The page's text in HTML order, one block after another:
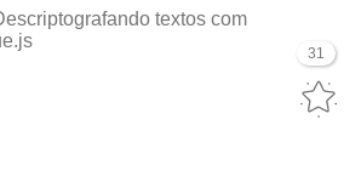
31
textos com